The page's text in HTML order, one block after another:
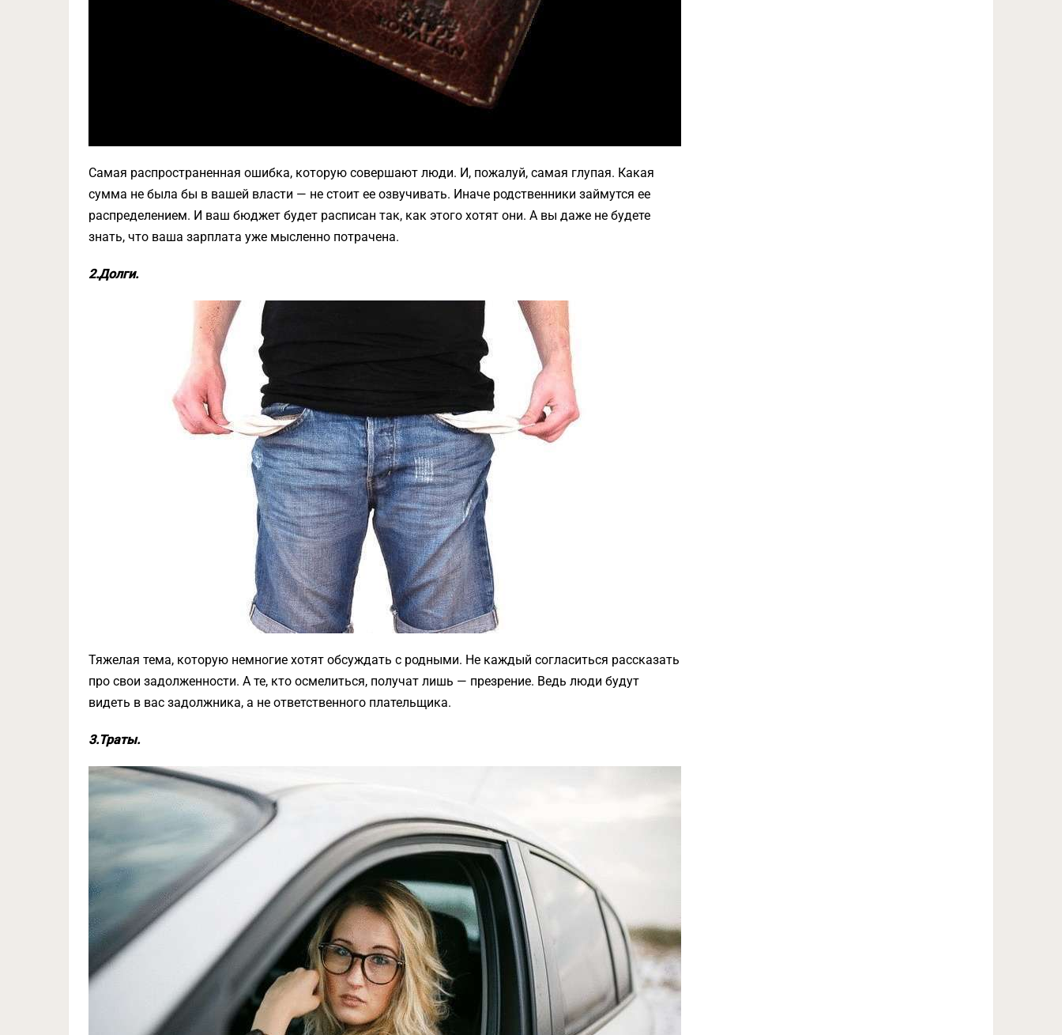
Самая распространенная ошибка, которую совершают люди. И, пожалуй, самая глупая. Какая
сумма не была бы в вашей власти — не стоит ее озвучивать. Иначе родственники займутся ее
распределением. И ваш бюджет будет расписан так, как этого хотят они. А вы даже не будете
знать, что ваша зарплата уже мысленно потрачена.
2.Долги.
Тяжелая тема, которую немногие хотят обсуждать с родными. Не каждый согласиться рассказать
про свои задолженности. А те, кто осмелиться, получат лишь — презрение. Ведь люди будут
видеть в вас задолжника, а не ответственного плательщика.
3.Траты.